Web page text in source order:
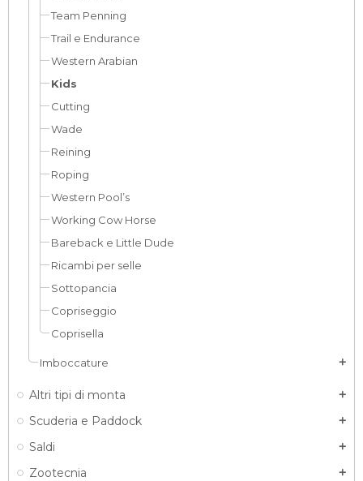
Team Penning
Trail e Endurance
Western Arabian
Kids
Cutting
Wade
Reining
Roping
Western Pool’s
Working Cow Horse
Bareback e Little Dude
Ricambi per selle
Sottopancia
Copriseggio
Coprisella
Imboccature add
Altri tipi di monta add
Scuderia e Paddock add
Saldi add
Zootecnia add